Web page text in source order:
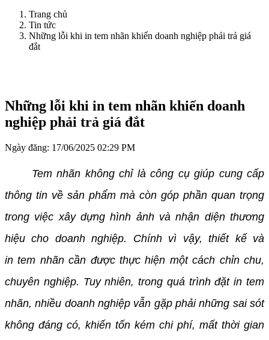
Trang chủ
Tin tức
Những lỗi khi in tem nhãn khiến doanh nghiệp phải trả giá
đắt
Những lỗi khi in tem nhãn khiến doanh
nghiệp phải trả giá đắt
Ngày đăng: 17/06/2025 02:29 PM
Tem nhãn không chỉ là công cụ giúp cung cấp
thông tin về sản phẩm mà còn góp phần quan trọng
trong việc xây dựng hình ảnh và nhận diện thương
hiệu cho doanh nghiệp. Chính vì vậy, thiết kế và
in tem nhãn cần được thực hiện một cách chỉn chu,
chuyên nghiệp. Tuy nhiên, trong quá trình đặt in tem
nhãn, nhiều doanh nghiệp vẫn gặp phải những sai sót
không đáng có, khiến tốn kém chi phí, mất thời gian